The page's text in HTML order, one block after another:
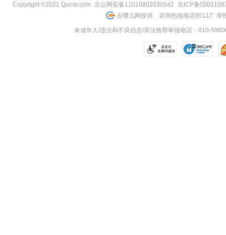
Copyright ©2021 Qunar.com 京公网安备11010802030542
京ICP备
去哪儿网投诉、咨询热线电话95117 举
未成年人/违法和不良信息/算法推荐举报电话：010-